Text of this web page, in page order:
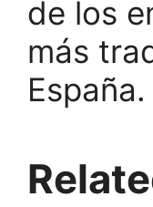
de los
más
España.